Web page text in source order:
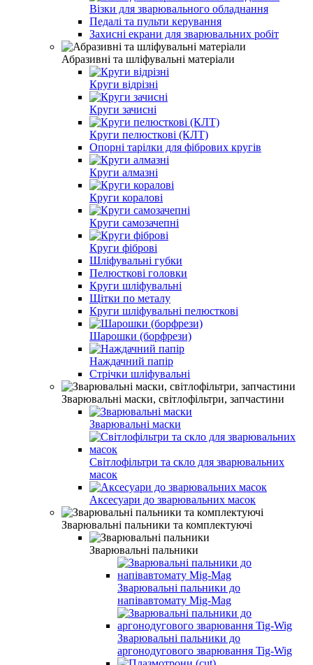
Візки для зварювального обладнання
Педалі та пульти керування
Захисні екрани для зварювальних робіт
Абразивні та шліфувальні матеріали
Круги відрізні
Круги зачисні
Круги пелюсткові (КЛТ)
Опорні тарілки для фібрових кругів
Круги алмазні
Круги коралові
Круги самозачепні
Круги фіброві
Шліфувальні губки
Пелюсткові головки
Круги шліфувальні
Щітки по металу
Круги шліфувальні пелюсткові
Шарошки (борфрези)
Наждачний папір
Стрічки шліфувальні
Зварювальні маски, світлофільтри, запчастини
Зварювальні маски
Світлофільтри та скло для зварювальних
масок
Аксесуари до зварювальних масок
Зварювальні пальники та комплектуючі
Зварювальні пальники
Зварювальні пальники до
напівавтомату Mig-Mag
Зварювальні пальники до
аргонодугового зварювання Tig-Wig